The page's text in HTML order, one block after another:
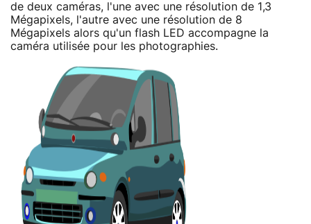
de deux caméras, l'une avec une résolution de 1,3
Mégapixels, l'autre avec une résolution de 8
Mégapixels alors qu'un flash LED accompagne la
caméra utilisée pour les photographies.